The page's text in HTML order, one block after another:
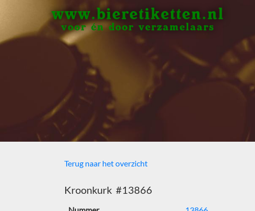
www.bieretiketten.nl
voor én door verzamelaars
Terug naar het overzicht
Kroonkurk #13866